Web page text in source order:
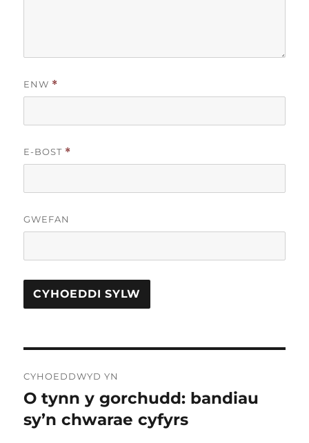
ENW *
E-BOST *
GWEFAN
cofnod
CYHOEDDWYD YN
O tynn y gorchudd: bandiau
sy’n chwarae cyfyrs